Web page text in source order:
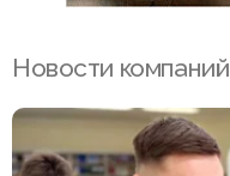
Новости компаний